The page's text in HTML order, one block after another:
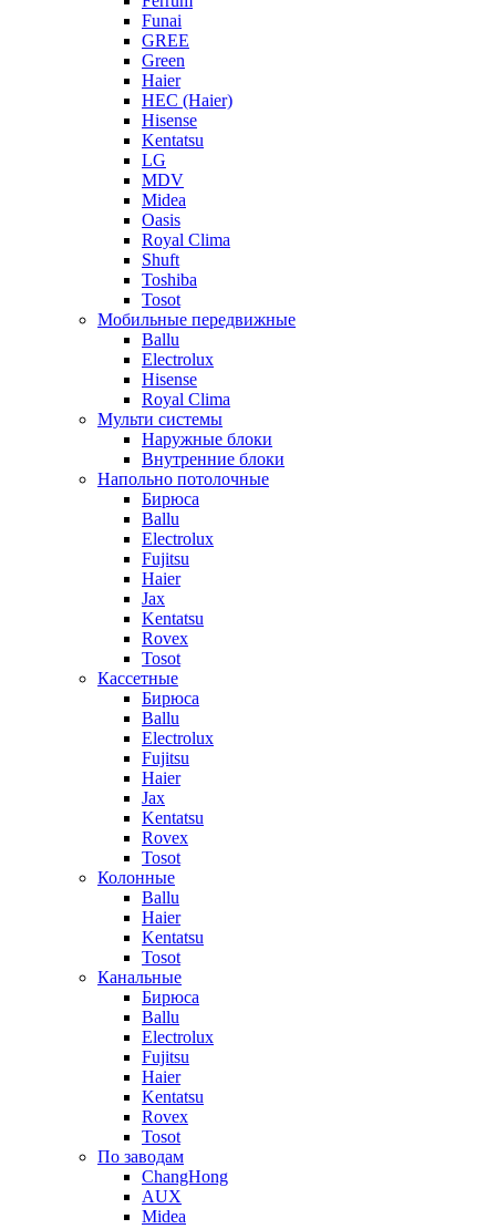
Funai
GREE
Green
Haier
HEC (Haier)
Hisense
Kentatsu
LG
MDV
Midea
Oasis
Royal Clima
Shuft
Toshiba
Tosot
Мобильные передвижные
Ballu
Electrolux
Hisense
Royal Clima
Мульти системы
Наружные блоки
Внутренние блоки
Напольно потолочные
Бирюса
Ballu
Electrolux
Fujitsu
Haier
Jax
Kentatsu
Rovex
Tosot
Кассетные
Бирюса
Ballu
Electrolux
Fujitsu
Haier
Jax
Kentatsu
Rovex
Tosot
Колонные
Ballu
Haier
Kentatsu
Tosot
Канальные
Бирюса
Ballu
Electrolux
Fujitsu
Haier
Kentatsu
Rovex
Tosot
По заводам
ChangHong
AUX
Midea